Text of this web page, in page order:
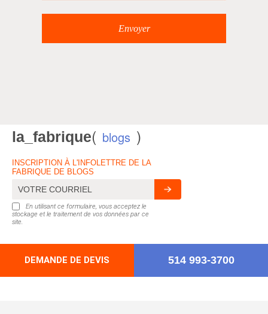
la_fabrique( blogs )
INSCRIPTION À L'INFOLETTRE DE LA
FABRIQUE DE BLOGS
En utilisant ce formulaire, vous acceptez le
stockage et le traitement de vos données par ce
site.
DEMANDE DE DEVIS 514 993-3700